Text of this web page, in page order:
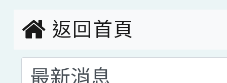
返回首頁
選擇後頁面內容會更